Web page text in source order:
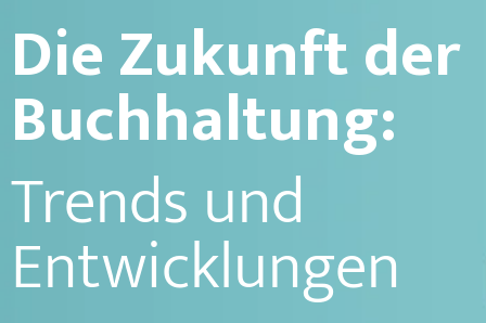
Die Zukunft der
Buchhaltung:
Trends und
Entwicklungen